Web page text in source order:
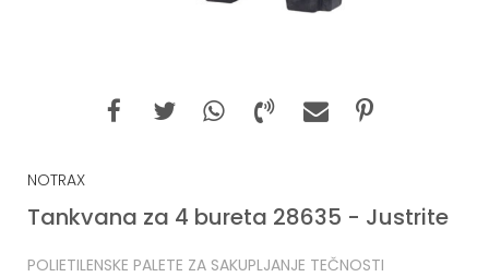
NOTRAX
Tankvana za 4 bureta 28635 - Justrite
POLIETILENSKE PALETE ZA SAKUPLJANJE TEČNOSTI